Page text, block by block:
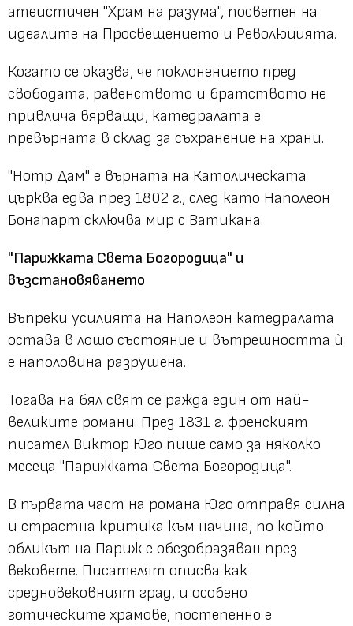
атеистичен "Храм на разума", посветен на
идеалите на Просвещението и Революцията.
Когато се оказва, че поклонението пред
свободата, равенството и братството не
привлича вярващи, катедралата е
превърната в склад за съхранение на храни.
"Нотр Дам" е върната на Католическата
църква едва през 1802 г., след като Наполеон
Бонапарт сключва мир с Ватикана.
"Парижката Света Богородица" и
възстановяването
Въпреки усилията на Наполеон катедралата
остава в лошо състояние и вътрешността ѝ
е наполовина разрушена.
Тогава на бял свят се ражда един от най-
великите романи. През 1831 г. френският
писател Виктор Юго пише само за няколко
месеца "Парижката Света Богородица".
В първата част на романа Юго отправя силна
и страстна критика към начина, по който
обликът на Париж е обезобразяван през
вековете. Писателят описва как
средновековният град, и особено
готическите храмове, постепенно е